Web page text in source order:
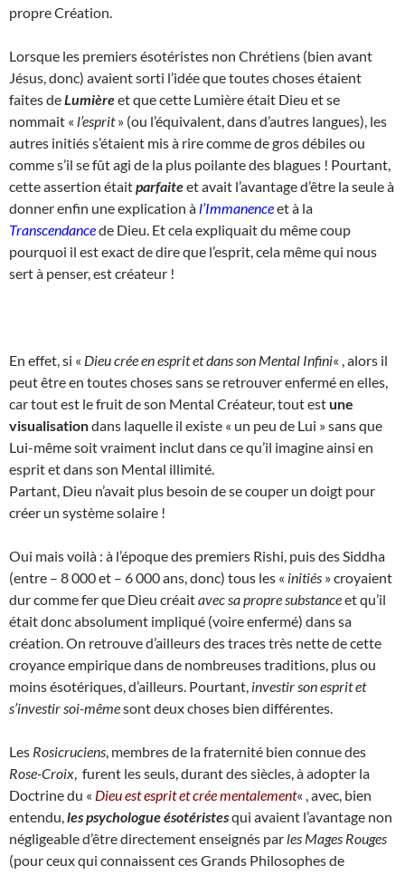
propre Création.
Lorsque les premiers ésotéristes non Chrétiens (bien avant
Jésus, donc) avaient sorti l’idée que toutes choses étaient
faites deLumièreet que cette Lumière était Dieu et se
nommait « l’esprit» (ou l’équivalent, dans d’autres langues), les
autres initiés s’étaient mis à rire comme de gros débiles ou
comme s’il se fût agi de la plus poilante des blagues ! Pourtant,
cette assertion étaitparfaiteet avait l’avantage d’être la seule à
donner enfin une explication à l’Immanenceet à la
Transcendancede Dieu. Et cela expliquait du même coup
pourquoi il est exact de dire que l’esprit, cela même qui nous
sert à penser, est créateur !
En effet, si « Dieu créeen esprit et dans son Mental Infini« , alors il
peut être en toutes choses sans se retrouver enfermé en elles,
car tout est le fruit de son Mental Créateur, tout estune
visualisationdans laquelle il existe « un peu de Lui » sans que
Lui-même soit vraiment inclut dans ce qu’il imagine ainsi en
esprit et dans son Mental illimité.
Partant, Dieu n’avait plus besoin de se couper un doigt pour
créer un système solaire !
Oui mais voilà : à l’époque des premiers Rishi, puis des Siddha
(entre – 8 000 et – 6 000 ans, donc) tous les « initiés » croyaient
dur comme fer que Dieu créaitavec sa propre substanceet qu’il
était donc absolument impliqué (voire enfermé) dans sa
création. On retrouve d’ailleurs des traces très nette de cette
croyance empirique dans de nombreuses traditions, plus ou
moins ésotériques, d’ailleurs. Pourtant, investir son esprit et
s’investir soi-mêmesont deux choses bien différentes.
Les Rosicruciens , membres de la fraternité bien connue des
Rose-Croix , furent les seuls, durant des siècles, à adopter la
Doctrine du « Dieu est esprit et crée mentalement« , avec, bien
entendu, les psychologue ésotéristesqui avaient l’avantage non
négligeable d’être directement enseignés par les Mages Rouges
(pour ceux qui connaissent ces Grands Philosophes de